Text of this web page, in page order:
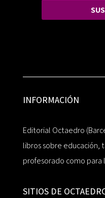
INFORMACIÓN
Editorial Octaedro
libros sobre educación,
profesorado como para
SITIOS DE